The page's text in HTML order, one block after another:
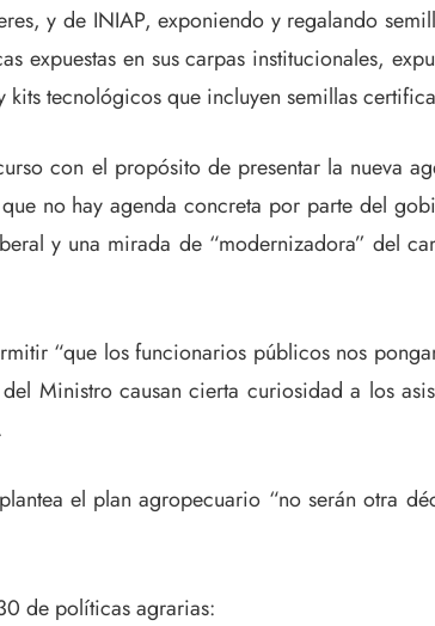
y de INIAP, exponiendo y regalando
expuestas en sus carpas institucionales,
tecnológicos que incluyen semillas
con el propósito de presentar la nueva
no hay agenda concreta por parte del
y una mirada de “modernizadora” del
“que los funcionarios públicos nos
Ministro causan cierta curiosidad a los
el plan agropecuario “no serán otra
de políticas agrarias: